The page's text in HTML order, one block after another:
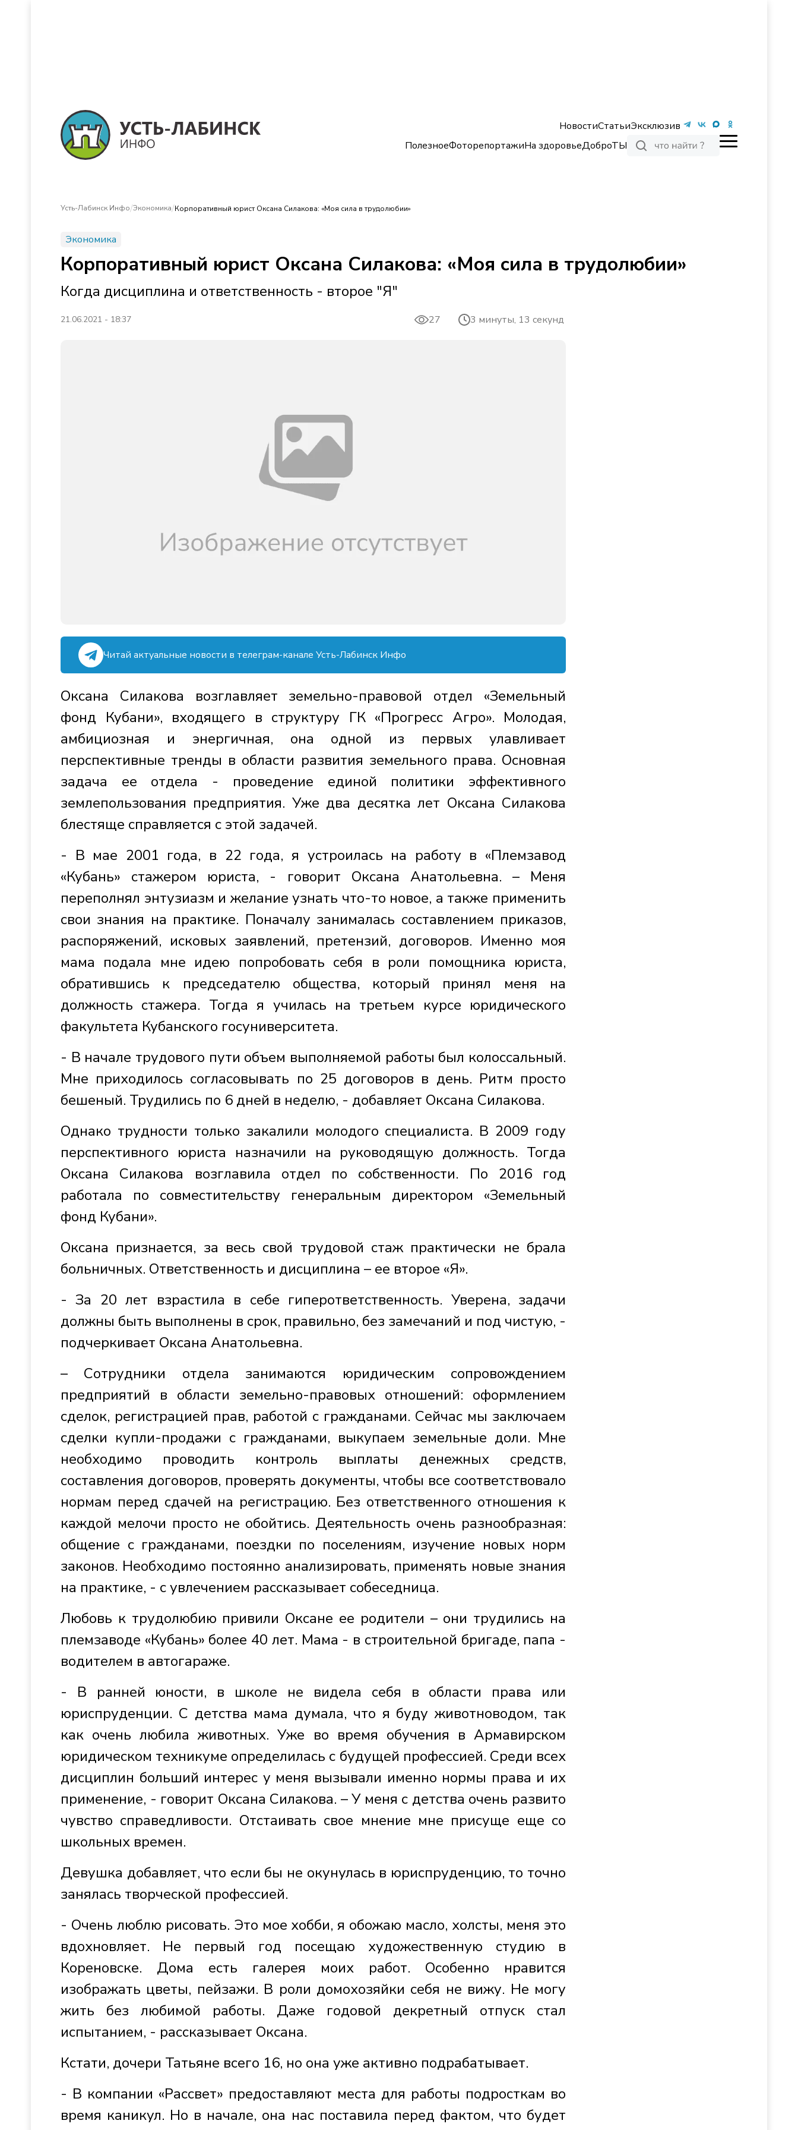
НовостиСтатьиЭксклюзив
ПолезноеФоторепортажиНа здоровьеДоброТЫ
Усть-Лабинск Инфо/Экономика/Корпоративный юрист Оксана Силакова: «Моя сила в трудолюбии»
Экономика
Корпоративный юрист Оксана Силакова: «Моя сила в трудолюбии»
Когда дисциплина и ответственность - второе "Я"
21.06.2021 - 18:37 27 3 минуты, 13 секунд
Читай актуальные новости в телеграм-канале Усть-Лабинск Инфо
Оксана Силакова возглавляет земельно-правовой отдел «Земельный
фонд Кубани», входящего в структуру ГК «Прогресс Агро». Молодая,
амбициозная и энергичная, она одной из первых улавливает
перспективные тренды в области развития земельного права. Основная
задача ее отдела - проведение единой политики эффективного
землепользования предприятия. Уже два десятка лет Оксана Силакова
блестяще справляется с этой задачей.
- В мае 2001 года, в 22 года, я устроилась на работу в «Племзавод
«Кубань» стажером юриста, - говорит Оксана Анатольевна. – Меня
переполнял энтузиазм и желание узнать что-то новое, а также применить
свои знания на практике. Поначалу занималась составлением приказов,
распоряжений, исковых заявлений, претензий, договоров. Именно моя
мама подала мне идею попробовать себя в роли помощника юриста,
обратившись к председателю общества, который принял меня на
должность стажера. Тогда я училась на третьем курсе юридического
факультета Кубанского госуниверситета.
- В начале трудового пути объем выполняемой работы был колоссальный.
Мне приходилось согласовывать по 25 договоров в день. Ритм просто
бешеный. Трудились по 6 дней в неделю, - добавляет Оксана Силакова.
Однако трудности только закалили молодого специалиста. В 2009 году
перспективного юриста назначили на руководящую должность. Тогда
Оксана Силакова возглавила отдел по собственности. По 2016 год
работала по совместительству генеральным директором «Земельный
фонд Кубани».
Оксана признается, за весь свой трудовой стаж практически не брала
больничных. Ответственность и дисциплина – ее второе «Я».
- За 20 лет взрастила в себе гиперответственность. Уверена, задачи
должны быть выполнены в срок, правильно, без замечаний и под чистую, -
подчеркивает Оксана Анатольевна.
– Сотрудники отдела занимаются юридическим сопровождением
предприятий в области земельно-правовых отношений: оформлением
сделок, регистрацией прав, работой с гражданами. Сейчас мы заключаем
сделки купли-продажи с гражданами, выкупаем земельные доли. Мне
необходимо проводить контроль выплаты денежных средств,
составления договоров, проверять документы, чтобы все соответствовало
нормам перед сдачей на регистрацию. Без ответственного отношения к
каждой мелочи просто не обойтись. Деятельность очень разнообразная:
общение с гражданами, поездки по поселениям, изучение новых норм
законов. Необходимо постоянно анализировать, применять новые знания
на практике, - с увлечением рассказывает собеседница.
Любовь к трудолюбию привили Оксане ее родители – они трудились на
племзаводе «Кубань» более 40 лет. Мама - в строительной бригаде, папа -
водителем в автогараже.
- В ранней юности, в школе не видела себя в области права или
юриспруденции. С детства мама думала, что я буду животноводом, так
как очень любила животных. Уже во время обучения в Армавирском
юридическом техникуме определилась с будущей профессией. Среди всех
дисциплин больший интерес у меня вызывали именно нормы права и их
применение, - говорит Оксана Силакова. – У меня с детства очень развито
чувство справедливости. Отстаивать свое мнение мне присуще еще со
школьных времен.
Девушка добавляет, что если бы не окунулась в юриспруденцию, то точно
занялась творческой профессией.
- Очень люблю рисовать. Это мое хобби, я обожаю масло, холсты, меня это
вдохновляет. Не первый год посещаю художественную студию в
Кореновске. Дома есть галерея моих работ. Особенно нравится
изображать цветы, пейзажи. В роли домохозяйки себя не вижу. Не могу
жить без любимой работы. Даже годовой декретный отпуск стал
испытанием, - рассказывает Оксана.
Кстати, дочери Татьяне всего 16, но она уже активно подрабатывает.
- В компании «Рассвет» предоставляют места для работы подросткам во
время каникул. Но в начале, она нас поставила перед фактом, что будет